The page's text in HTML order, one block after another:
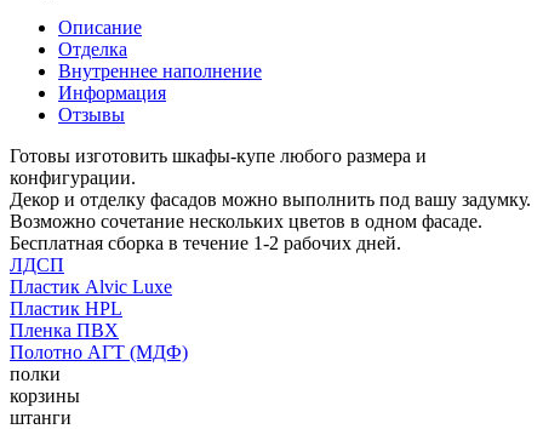
Описание
Отделка
Внутреннее наполнение
Информация
Отзывы
Готовы изготовить шкафы-купе любого размера и
конфигурации.
Декор и отделку фасадов можно выполнить под вашу задумку.
Возможно сочетание нескольких цветов в одном фасаде.
Бесплатная сборка в течение 1-2 рабочих дней.
ЛДСП
Пластик Alvic Luxe
Пластик HPL
Пленка ПВХ
Полотно АГТ (МДФ)
полки
корзины
штанги